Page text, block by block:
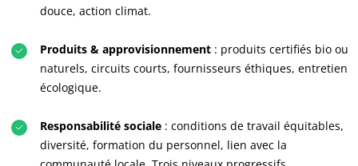
Progresser avec nos équipes
S’investir pour notre environnement
douce, action climat.
Produits & approvisionnement : produits certifiés bio ou
naturels, circuits courts, fournisseurs éthiques, entretien
écologique.
Responsabilité sociale : conditions de travail équitables,
diversité, formation du personnel, lien avec la